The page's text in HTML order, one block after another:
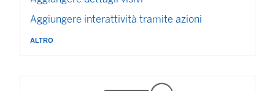
Aggiungere interattività tramite azioni
altro